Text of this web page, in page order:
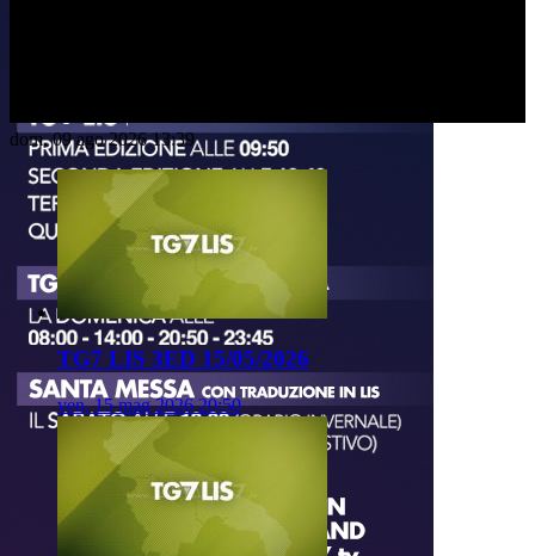
dom, 09 ago 2026 13:39
TG7 LIS 3ED 15/05/2026
ven, 15 mag 2026 20:50